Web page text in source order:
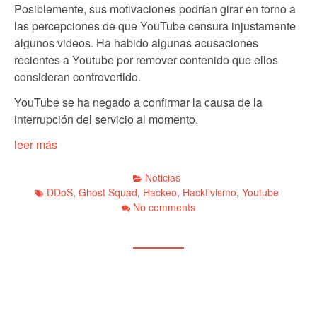
Posiblemente, sus motivaciones podrían girar en torno a
las percepciones de que YouTube censura injustamente
algunos videos. Ha habido algunas acusaciones
recientes a Youtube por remover contenido que ellos
consideran controvertido.
YouTube se ha negado a confirmar la causa de la
interrupción del servicio al momento.
leer más
Noticias
DDoS, Ghost Squad, Hackeo, Hacktivismo, Youtube
No comments